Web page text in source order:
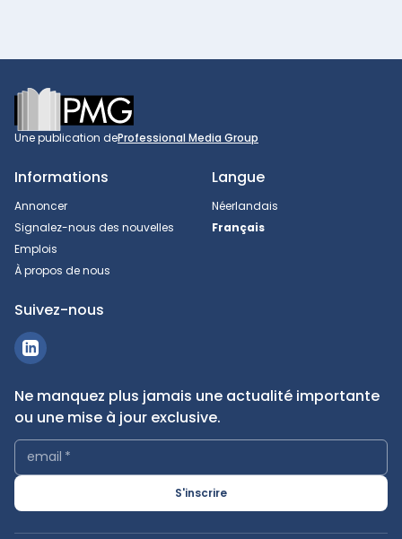
Footer
Une publication deProfessional Media Group
Informations
Annoncer
Signalez-nous des nouvelles
Emplois
À propos de nous
Langue
Néerlandais
Français
Suivez-nous
Ne manquez plus jamais une actualité importante
ou une mise à jour exclusive.
email *
S'inscrire